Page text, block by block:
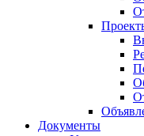
Документы